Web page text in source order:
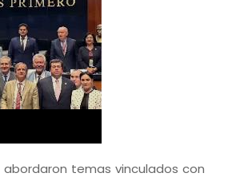
temas vinculados con